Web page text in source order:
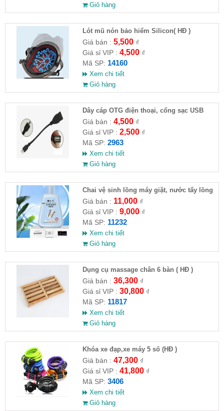
Giỏ hàng
Lót mũ nón bảo hiểm Silicon( HĐ )
Giá bán : 5,500₫
Giá sỉ VIP : 4,500₫
Mã SP: 14160
Xem chi tiết
Giỏ hàng
Dây cáp OTG điện thoại, cổng sạc USB
Giá bán : 4,500₫
Giá sỉ VIP : 2,500₫
Mã SP: 2963
Xem chi tiết
Giỏ hàng
Chai vệ sinh lồng máy giặt, nước tẩy lồng
máy giặt CLEANING FLUID
Giá bán : 11,000₫
Giá sỉ VIP : 9,000₫
Mã SP: 11232
Xem chi tiết
Giỏ hàng
Dụng cụ massage chân 6 bàn ( HĐ )
Giá bán : 36,300₫
Giá sỉ VIP : 30,800₫
Mã SP: 11817
Xem chi tiết
Giỏ hàng
Khóa xe đạp,xe máy 5 số (HĐ )
Giá bán : 47,300₫
Giá sỉ VIP : 41,800₫
Mã SP: 3406
Xem chi tiết
Giỏ hàng